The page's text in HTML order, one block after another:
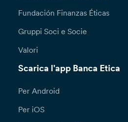
Fundación Finanzas Éticas
Gruppi Soci e Socie
Valori
Scarica l'app Banca Etica
Per Android
Per iOS